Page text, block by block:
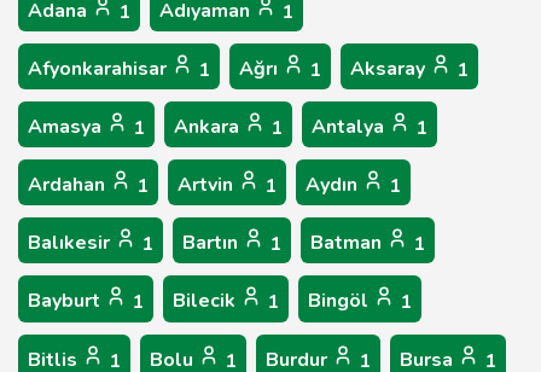
Adana 1 Adıyaman 1
Afyonkarahisar 1 Ağrı 1 Aksaray 1
Amasya 1 Ankara 1 Antalya 1
Ardahan 1 Artvin 1 Aydın 1
Balıkesir 1 Bartın 1 Batman 1
Bayburt 1 Bilecik 1 Bingöl 1
Bitlis 1 Bolu 1 Burdur 1 Bursa 1